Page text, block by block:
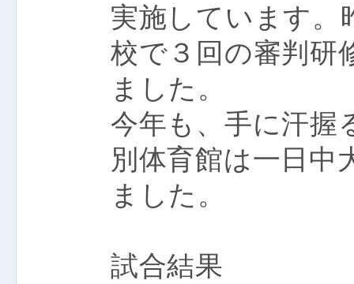
実施しています。
校で３回の審判研
ました。
今年も、手に汗握
別体育館は一日中
ました。
試合結果